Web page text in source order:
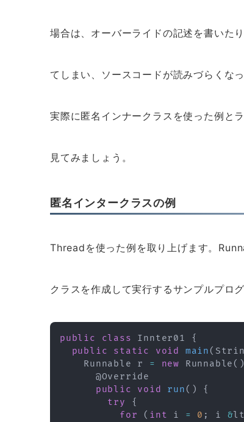
場合は、オーバーライドの記述を書いた
てしまい、ソースコードが読みづらくな
実際に匿名インナークラスを使った例と
見てみましょう。
匿名インタークラスの例
Threadを使った例を取り上げます。
クラスを作成して実行するサンプルプログ
public class Innter01
{
public
static void main (
Runnable r = new Runnable ( )
@Override
public
void run ( )
{
try
{
for
( int i = 0 ; i &lt